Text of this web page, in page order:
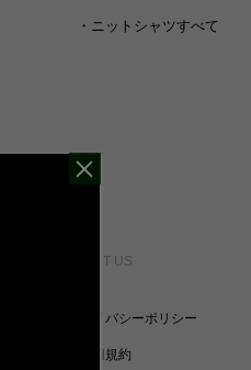
・ ニットシャツすべて
ABOUT US
プライバシーポリシー
ご利用規約